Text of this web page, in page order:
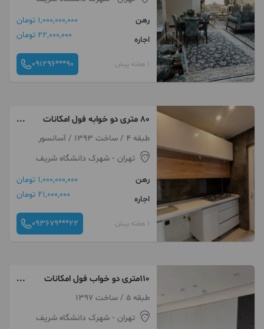
رهن
1,000,000,000 تومان
اجاره
22,000,000 تومان
1 هفته پیش 091296***90
۸۰ متری دو خوابه فول امکانات
(زیر قیمت)
طبقه 4 / ساخت 1393 / آسانسور
تهران - شهرک دانشگاه شریف
رهن
1,000,000,000 تومان
اجاره
21,000,000 تومان
1 هفته پیش 093679***22
۱۱۰متری دو خواب فول امکانات
خوش نقشه
طبقه 5 / ساخت 1397
تهران - شهرک دانشگاه شریف